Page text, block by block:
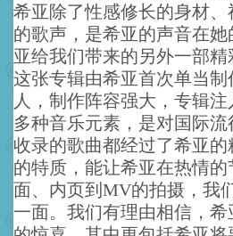
希亚除了性感修长的身材
的歌声，是希亚的声音在
亚给我们带来的另外一部
这张专辑由希亚首次单当
人，制作阵容强大，专辑
多种音乐元素，是对国际
收录的歌曲都经过了希亚
的特质，能让希亚在热情
面、内页到MV的拍摄，我
一面。我们有理由相信，